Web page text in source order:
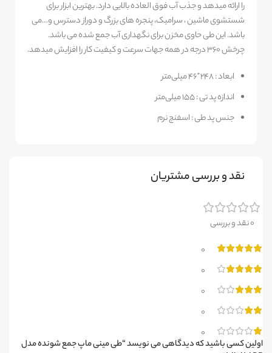
را ارائه میدهد و جذب آب فوق العاده بالایی دارد. بهترین ابزار برای
شستشوی ماشین ، سرامیک، پنجره های بزرگ و دوراز دسترس و…می
باشد. این طی حاوی مخزن برای نگهداری آب جمع شده می باشد.
چرخش 360 درجه در همه جهات سرعت و کیفیت کار را افزایش میدهد.
ابعاد : ۲۴۸*۴۶ میلی‌متر
اندازه پد تی : ۱۵۵ میلی‌متر
جنس پد طی : اسفنج نرم
نقد و بررسی مشتریان
0 نقد و بررسی
0
0
0
0
0
اولین کسی باشید که دیدگاهی می نویسد “طی مینی ماپ جمع شونده مدل